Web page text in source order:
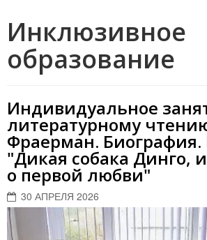
Инклюзивное
образование
Индивидуальное
литературному
Фраерман. Биография.
"Дикая собака Динго,
о первой любви"
30 АПРЕЛЯ 2026